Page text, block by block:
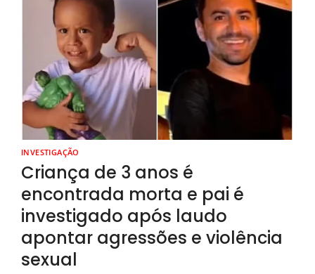
INVESTIGAÇÃO
Criança de 3 anos é
encontrada morta e pai é
investigado após laudo
apontar agressões e violência
sexual